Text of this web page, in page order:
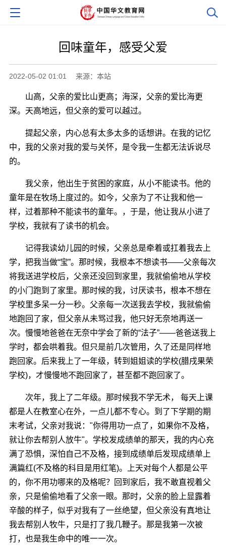
回味童年，感受父爱
2022-05-02 01:01 来源：本站
山高，父亲的爱比山更高；海深，父亲的爱比海更
深。天高地远，但父亲的爱可以越过。
提起父亲，内心总有太多太多的话想讲。在我的记忆
中，我的父亲对我的爱与关怀，是令我一生都无法诉说尽
的。
我父亲，他出生于贫困的家庭，从小不能读书。他的
童年是在牧场上度过的。如今，父亲为了不让我和他一
样，过着那种不能读书的童年。，于是，他让我从小进了
学校，我就有了读书的机会。
记得我读幼儿园的时候，父亲总是牵着或扛着我去上
学，把我当做“宝”。那时候，我根本不想读书――父亲每次
将我送进学校后，父亲还没回到家里，我就偷偷地从学校
的小门跑到了家里。那时候的我，讨厌读书，根本不想在
学校里多呆一分一秒。父亲每一次送我去学校，我就偷偷
地跑回了家，但父亲从未骂过我，他只好无奈地再送一
次。慢慢地爸爸在无奈中学会了新的“法子”――爸爸送我上
学时，都会哄着我。但只是前几次管用，久了还是同样地
跑回家。后来我上了一年级，转到姐姐读的学校(腊戌果荣
学校)，才慢慢地不跑回家了，甚至都不跑回家了。
次年，我上了二年级。那时候我不学无术， 每天上课
都是人在教室心在外，一点儿都不专心。到了下学期的期
末考试，父亲对我说："你得用功一点了，如果你不及格，
就让你去帮别人放牛"。学校发成绩单的那天，我的内心充
满了恐惧，深怕自己不及格，接到成绩单后发现成绩单上
满篇红(不及格的科目是用红笔)。上天对每个人都是公平
的，你不用功哪来的及格呢？回到家后，我不敢直视着父
亲，只是偷偷地看了父亲一眼。那时，父亲的脸上显露着
辛酸的样子，似乎对我有了一丝绝望，但父亲没有真地让
我去帮别人牧牛，只是打了我几鞭子。那是我第一次被
打，也是我生命中的唯一一次。